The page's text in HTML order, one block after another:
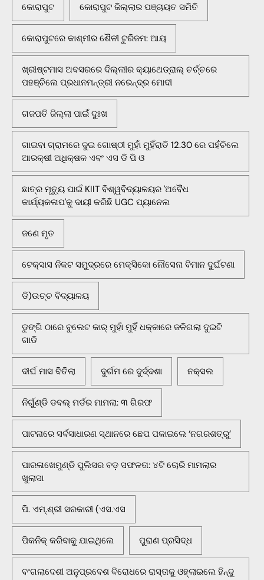
କୋରାପୁଟ କୋରାପୁଟ ଜିଲ୍ଲାର ପଞ୍ଚାୟତ ସମିତି
କୋରାପୁଟରେ କାଶ୍ମୀର ଶୈଳୀ ଟୁରିଜମ: ଆୟ
ଖ୍ରୀଷ୍ଟମାସ ଅବସରରେ ଦିଲ୍ଲୀର କ୍ୟାଥେଡ୍ରାଲ୍ ଚର୍ଚ୍ଚରେ
ପହଞ୍ଚିଲେ ପ୍ରଧାନମନ୍ତ୍ରୀ ନରେନ୍ଦ୍ର ମୋଦୀ
ଗଜପତି ଜିଲ୍ଲା ପାଇଁ ଦୁଃଖ
ଗାଇବା ଗ୍ରାମରେ ଦୁଇ ଗୋଷ୍ଠୀ ମୁହାଁ ମୁହିଁରାତି 12.30 ରେ ପହଁଚିଲେ
ଆରକ୍ଷୀ ଅଧିକ୍ଷକ ଏବଂ ଏସ ଡି ପି ଓ
ଛାତ୍ର ମୃତ୍ୟୁ ପାଇଁ KIIT ବିଶ୍ୱବିଦ୍ୟାଳୟର 'ଅବୈଧ
କାର୍ଯ୍ୟକଳାପ'କୁ ଦାୟୀ କରିଛି UGC ପ୍ୟାନେଲ
ଜଣେ ମୃତ
ଟେକ୍ସାସ ନିକଟ ସମୁଦ୍ରରେ ମେକ୍ସିକୋ ନୌସେନା ବିମାନ ଦୁର୍ଘଟଣା
ଡି)ଉଚ୍ଚ ବିଦ୍ୟାଳୟ
ଡୁଙ୍ଗି ଠାରେ ବୁଲେଟ କାର୍ ମୁହାଁ ମୁହିଁ ଧକ୍କାରେ ଜଳିଗଲା ଦୁଇଟି
ଗାଡି
ଦୀର୍ଘ ମାସ ବିତିଲା ଦୁର୍ଗମ ରେ ଦୁର୍ଦ୍ଦଶା ନକ୍ସଲ
ନିର୍ଗୁଣ୍ଡି ଡବଲ୍ ମର୍ଡର ମାମଲା: ୩ ଗିରଫ
ପାଟନାରେ ସର୍ବସାଧାରଣ ସ୍ଥାନରେ ଛେପ ପକାଇଲେ ‘ନଗରଶତ୍ରୁ’
ପାରଳାଖେମୁଣ୍ଡି ପୁଲିସର ବଡ଼ ସଫଳତା: ୪ଟି ଚୋରି ମାମଲାର
ଖୁଲାସା
ପି. ଏମ୍.ଶ୍ରୀ ସରକାରୀ (ଏସ.ଏସ
ପିକନିକ୍‌ କରିବାକୁ ଯାଇଥିଲେ ପୁରାଣ ପ୍ରସିଦ୍ଧ
ବଂଗଲାଦେଶୀ ଅନୁପ୍ରବେଶ ବିରୋଧରେ ରାସ୍ତାକୁ ଓହ୍ଲାଇଲେ ହିନ୍ଦୁ